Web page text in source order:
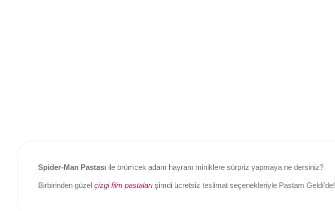
Spider-Man Pastası ile örümcek adam hayranı miniklere sürpriz yapmaya ne dersiniz?
Birbirinden güzel çizgi film pastalarışimdi ücretsiz teslimat seçenekleriyle Pastam Geldi’de!